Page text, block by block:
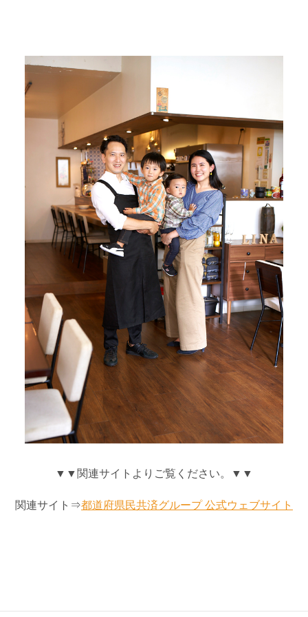
▼▼関連サイトよりご覧ください。▼▼
関連サイト⇒都道府県民共済グループ 公式ウェブサイト